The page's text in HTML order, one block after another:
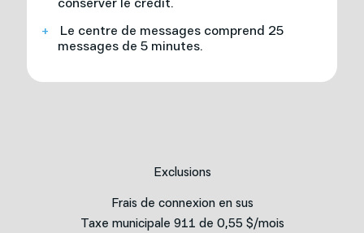
Le centre de messages comprend 25
messages de 5 minutes.
Exclusions
Frais de connexion en sus
Taxe municipale 911 de 0,55 $/mois
Adresse *